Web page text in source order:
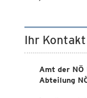
Ihr
Amt der NÖ
Abteilung